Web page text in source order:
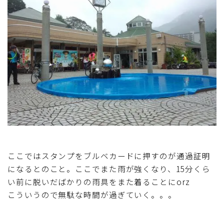
ここではスタンプをブルベカードに押すのが通過証明
になるとのこと。ここでまた雨が強くなり、15分くら
い前に脱いだばかりの雨具をまた着ることにorz
こういうので無駄な時間が過ぎていく。。。